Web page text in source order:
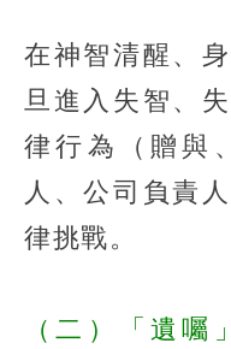
在神智清醒、
旦進入失智、
律行為（贈與
人、公司負責
律挑戰。
（二）「遺囑